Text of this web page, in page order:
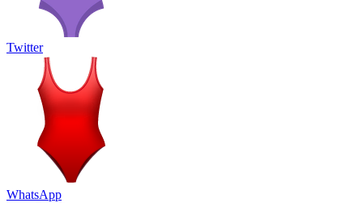
Twitter
WhatsApp